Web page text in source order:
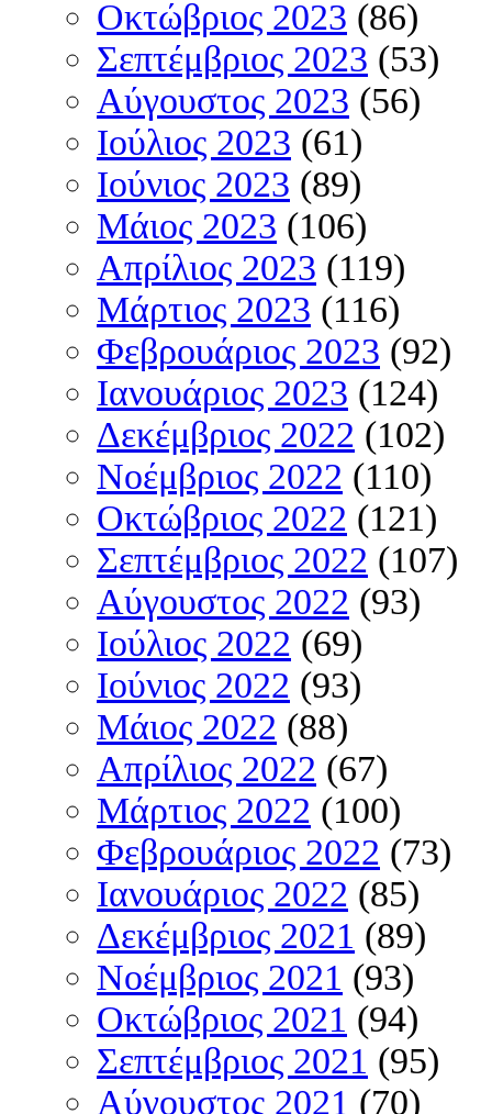
Οκτώβριος 2023 (86)
Σεπτέμβριος 2023 (53)
Αύγουστος 2023 (56)
Ιούλιος 2023 (61)
Ιούνιος 2023 (89)
Μάιος 2023 (106)
Απρίλιος 2023 (119)
Μάρτιος 2023 (116)
Φεβρουάριος 2023 (92)
Ιανουάριος 2023 (124)
Δεκέμβριος 2022 (102)
Νοέμβριος 2022 (110)
Οκτώβριος 2022 (121)
Σεπτέμβριος 2022 (107)
Αύγουστος 2022 (93)
Ιούλιος 2022 (69)
Ιούνιος 2022 (93)
Μάιος 2022 (88)
Απρίλιος 2022 (67)
Μάρτιος 2022 (100)
Φεβρουάριος 2022 (73)
Ιανουάριος 2022 (85)
Δεκέμβριος 2021 (89)
Νοέμβριος 2021 (93)
Οκτώβριος 2021 (94)
Σεπτέμβριος 2021 (95)
Αύγουστος 2021 (70)